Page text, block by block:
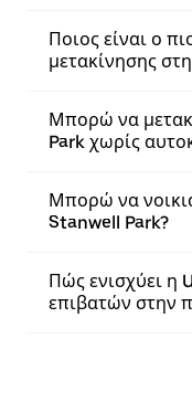
Ποιος είναι ο
μετακίνησης
Μπορώ να
Park χωρίς
Μπορώ να
Stanwell Park?
Πώς ενισχύει η
επιβατών στην